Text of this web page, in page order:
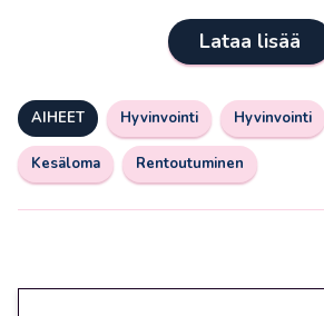
Lataa lisää
AIHEET Hyvinvointi Hyvinvointi
Kesäloma Rentoutuminen